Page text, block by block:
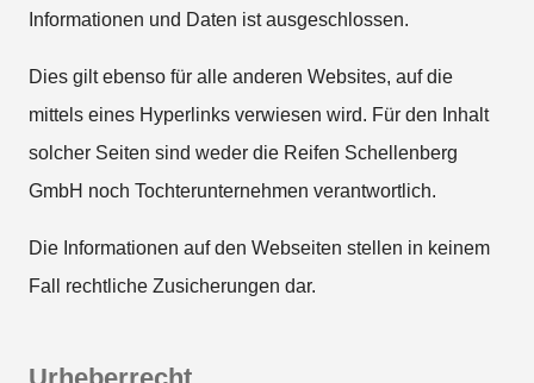
Informationen und Daten ist ausgeschlossen.
Dies gilt ebenso für alle anderen Websites, auf die
mittels eines Hyperlinks verwiesen wird. Für den Inhalt
solcher Seiten sind weder die Reifen Schellenberg
GmbH noch Tochterunternehmen verantwortlich.
Die Informationen auf den Webseiten stellen in keinem
Fall rechtliche Zusicherungen dar.